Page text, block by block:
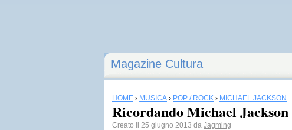
Magazine Cultura
HOME › MUSICA › POP / ROCK › MICHAEL JACKSON
Ricordando Michael Jackson
Creato il 25 giugno 2013 da Jagming